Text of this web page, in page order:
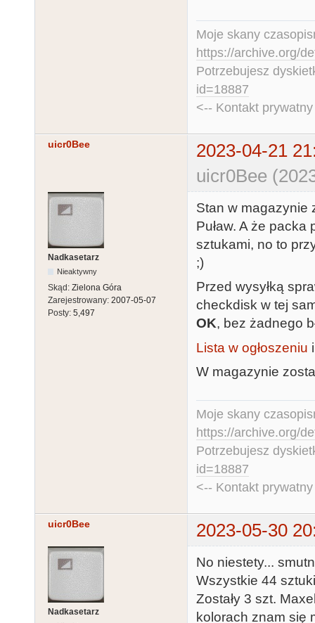
Moje skany
https://archive.org/
Potrzebujesz
id=18887
<-- Kontakt
uicr0Bee
2023-04-21
uicr0Bee
Nadkasetarz
Nieaktywny
Skąd: Zielona Góra
Zarejestrowany: 2007-05-07
Posty: 5,497
Stan w magazynie
Puław. A że packa
sztukami, no to
;)
Przed wysyłką
checkdisk w tej
OK, bez żadnego
Lista w ogłoszeniu
W magazynie
Moje skany
https://archive.org/
Potrzebujesz
id=18887
<-- Kontakt
uicr0Bee 2023-05-30
Nadkasetarz
No niestety...
Wszystkie 44
Zostały 3 szt.
kolorach znam się